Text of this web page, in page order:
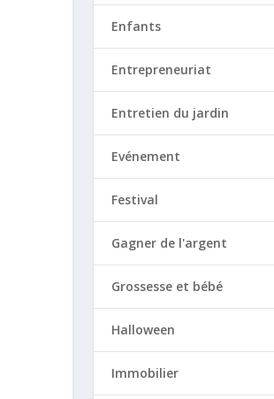
Enfants
Entrepreneuriat
Entretien du jardin
Evénement
Festival
Gagner de l'argent
Grossesse et bébé
Halloween
Immobilier